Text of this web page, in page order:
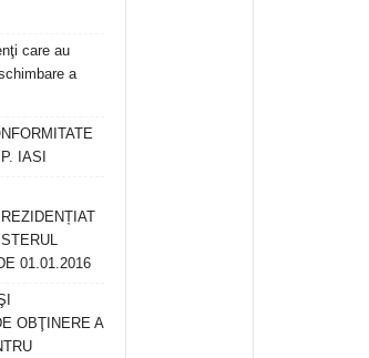
care au
a
IASI
01.01.2016
OBŢINERE A